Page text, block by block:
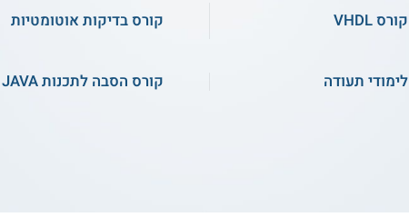
קורס פיתוח משחקים ב-
קורס VHDL קורס בדיקות אוטומטיות
לימודי תעודה קורס הסבה לתכנות JAVA